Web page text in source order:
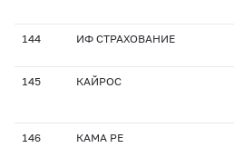
144 ИФ СТРАХОВАНИЕ
145 КАЙРОС
146 КАМА РЕ